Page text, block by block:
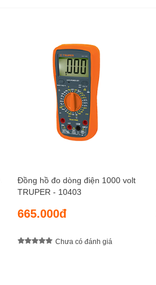
Đồng hồ đo dòng điện 1000 volt
TRUPER - 10403
665.000đ
Chưa có đánh giá